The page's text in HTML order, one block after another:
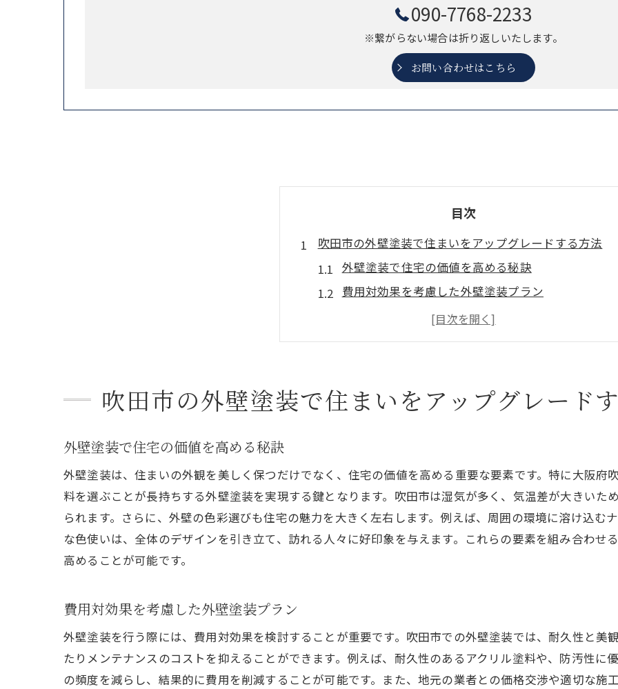
090-7768-2233
※繋がらない場合は折り返しいたします。
お問い合わせはこちら
目次
吹田市の外壁塗装で住まいをアップグレードする方法
外壁塗装で住宅の価値を高める秘訣
費用対効果を考慮した外壁塗装プラン
最新の外壁塗装トレンドを活用する
塗料選びで差をつける！吹田市の特性を考慮した選
住まいの魅力を引き立てる色彩選び
外壁塗装で実現する吹田市の魅力的なデザインアイデア
外壁塗装で個性を演出する色の選び方
古い建物を蘇らせるモダンデザイン
地域の雰囲気に合った外壁デザインの重要性
四季を通じて耐久性を保つ塗料の選び方
湿気対策に最適な塗料選び
紫外線から住宅を守る塗装方法
吹田市の外壁塗装で住まいをアップグレード
外壁塗装で住宅の価値を高める秘訣
外壁塗装は、住まいの外観を美しく保つだけでなく、住宅の価値を高める重要な要素です。特に大阪府
料を選ぶことが長持ちする外壁塗装を実現する鍵となります。吹田市は湿気が多く、気温差が大きいた
られます。さらに、外壁の色彩選びも住宅の魅力を大きく左右します。例えば、周囲の環境に溶け込む
な色使いは、全体のデザインを引き立て、訪れる人々に好印象を与えます。これらの要素を組み合わせ
高めることが可能です。
費用対効果を考慮した外壁塗装プラン
外壁塗装を行う際には、費用対効果を検討することが重要です。吹田市での外壁塗装では、耐久性と美
たりメンテナンスのコストを抑えることができます。例えば、耐久性のあるアクリル塗料や、防汚性に
の頻度を減らし、結果的に費用を削減することが可能です。また、地元の業者との価格交渉や適切な施